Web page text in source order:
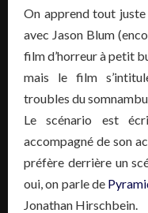
On apprend tout juste
avec Jason Blum
film d’horreur à petit
mais le film
troubles du
Le scénario est
accompagné de son
préfère derrière un
oui, on parle de
Jonathan Hirschbein.